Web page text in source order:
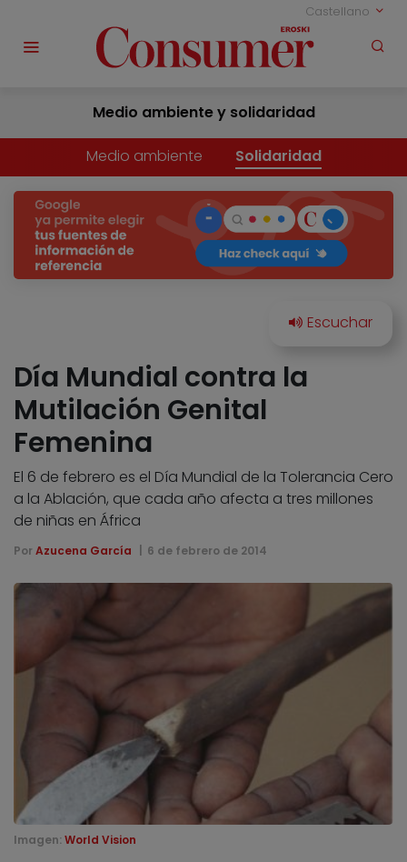
Castellano
Medio ambiente y solidaridad
Medio ambiente Solidaridad
Día Mundial contra la
Mutilación Genital
Femenina
El 6 de febrero es el Día Mundial de la Tolerancia Cero
a la Ablación, que cada año afecta a tres millones
de niñas en África
Por Azucena García 6 de febrero de 2014
Imagen: World Vision